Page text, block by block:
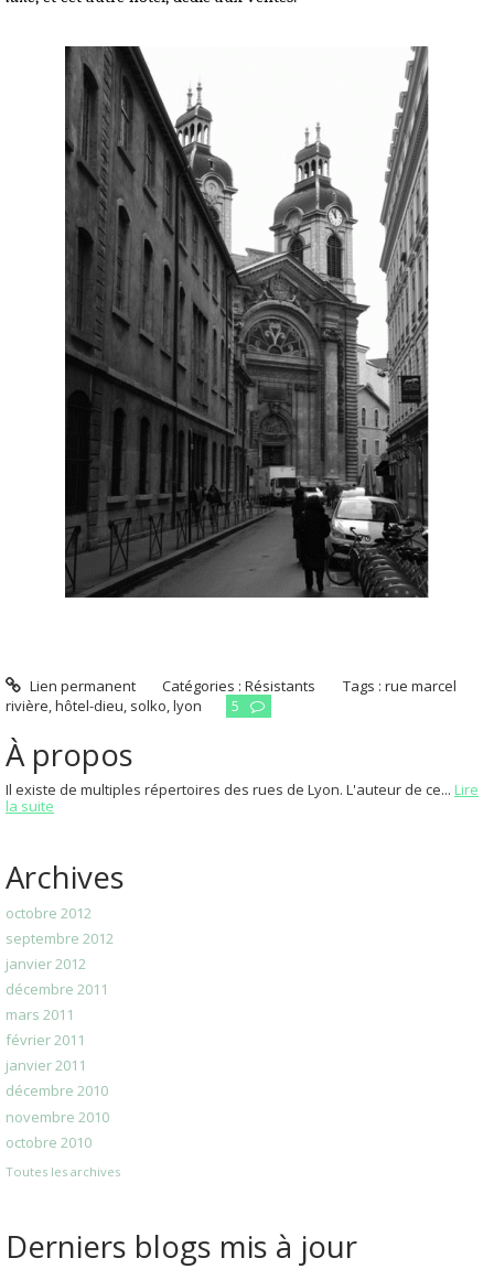
Lien permanent Catégories :Résistants Tags :rue marcel
rivière,hôtel-dieu, solko,lyon 5
À propos
Il existe de multiples répertoires des rues de Lyon. L'auteur de ce... Lire
la suite
Archives
octobre 2012
septembre 2012
janvier 2012
décembre 2011
mars 2011
février 2011
janvier 2011
décembre 2010
novembre 2010
octobre 2010
Toutes les archives
Derniers blogs mis à jour